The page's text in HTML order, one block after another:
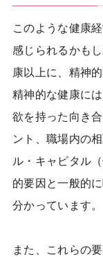
このような健康
感じられるかも
康以上に、精神
精神的な健康に
欲を持った向き
ント、職場内の
ル・キャピタル
的要因と一般的
分かっています。
また、これらの